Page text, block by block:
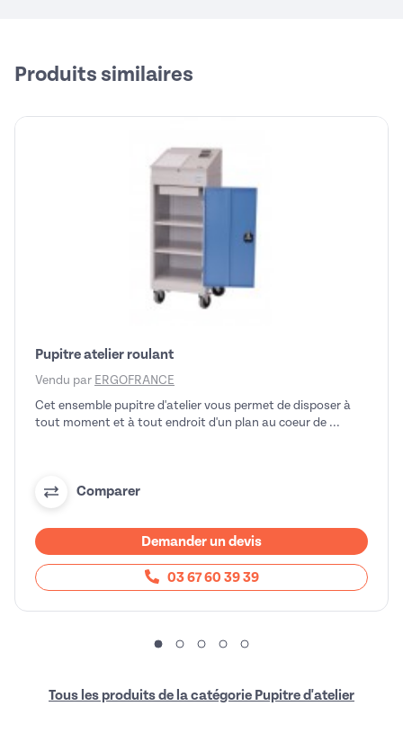
Produits similaires
Pupitre atelier roulant
Vendu par ERGOFRANCE
Cet ensemble pupitre d'atelier vous permet de disposer à
tout moment et à tout endroit d'un plan au coeur de ...
Comparer
Demander un devis
03 67 60 39 39
Tous les produits de la catégorie Pupitre d'atelier